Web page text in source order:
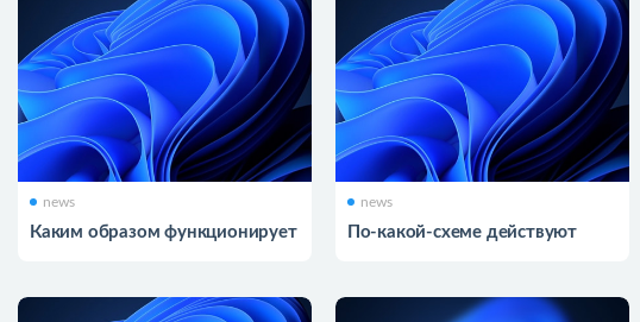
news
Каким образом функционирует
news
По-какой-схеме действуют